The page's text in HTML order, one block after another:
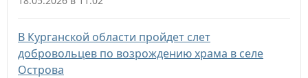
В Курганской области пройдет слет
добровольцев по возрождению храма в селе
Острова